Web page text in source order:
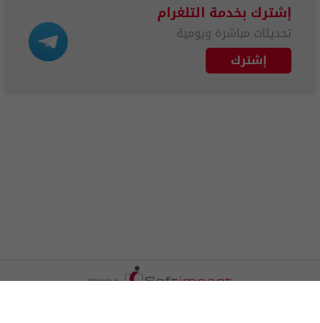
إشترك بخدمة التلغرام
تحديثات مباشرة ويومية
إشترك